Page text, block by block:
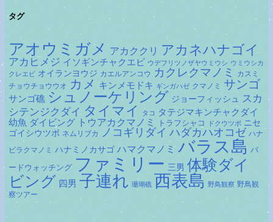
タグ
アオウミガメ アカククリ アカネハナゴイ
アカヒメジ イソギンチャクエビ ウデフリツノザヤウミウシ ウミウシカ
クレエビ オイランヨウジ カエルアンコウ カクレクマノミ
カスミ
チョウチョウウオ カメ キンメモドキ ギンガハゼ クマノミ サンゴ
サンゴ礁 シュノーケリング ジョーフィッシュ スカ
シテンジクダイ タイマイ タコ
タテジマキンチャクダイ
幼魚 ダイビング トウアカクマノミ トラフシャコ ドクウツボ ニセ
ゴイシウツボ ネムリブカ ノコギリダイ ハダカハオコゼ ハナ
ビラクマノミ ハナミノカサゴ ハマクマノミ バラス島 バ
ードウォッチング ファミリー 三男 体験ダイ
ビング 四男 子連れ 珊瑚礁 西表島 野鳥観察 野鳥観
察ツアー